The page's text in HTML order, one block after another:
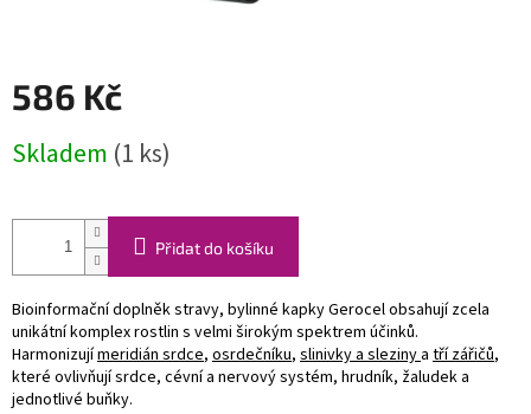
586 Kč
cena:
Skladem (1 ks)
Přidat do košíku
Bioinformační doplněk stravy, bylinné kapky Gerocel obsahují zcela
unikátní komplex rostlin s velmi širokým spektrem účinků.
Harmonizujímeridián srdce, osrdečníku, slinivky a slezinya tří zářičů,
které ovlivňují srdce, cévní a nervový systém, hrudník, žaludek a
jednotlivé buňky.